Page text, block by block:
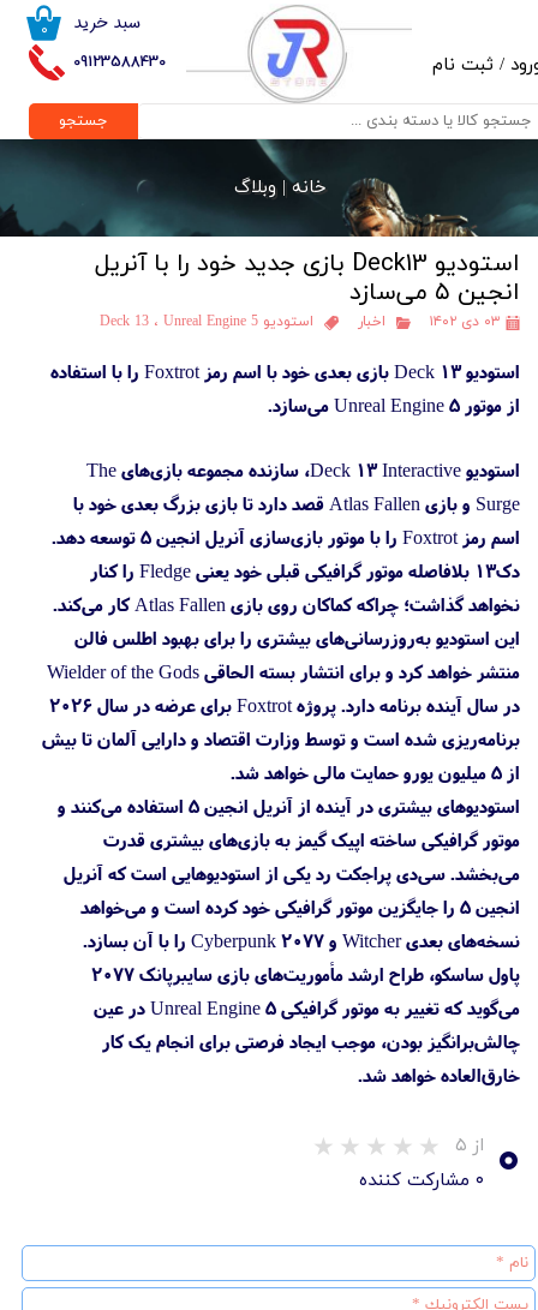
09123588430
۰ سبد خرید
/ ثبت نام
حساب کاربری من
تغییر گذر واژه
خروج از حساب کاربری
جستجو
خانه |وبلاگ
استودیو Deck13 بازی جدید خود را با آنریل
انجین ۵ می‌سازد
۰۳ دی ۱۴۰۲ اخبار استودیو Deck 13 ، Unreal Engine 5
استودیو Deck 13 بازی بعدی خود با اسم رمز Foxtrot را با استفاده
از موتور Unreal Engine 5 می‌سازد.
استودیو Deck 13 Interactive، سازنده مجموعه بازی‌های The
Surge و بازی Atlas Fallen قصد دارد تا بازی بزرگ بعدی خود با
اسم رمز Foxtrot را با موتور بازی‌سازی آنریل انجین ۵ توسعه دهد.
دک۱۳ بلافاصله موتور گرافیکی قبلی خود یعنی Fledge را کنار
نخواهد گذاشت؛ چراکه کماکان روی بازی Atlas Fallen کار می‌کند.
این استودیو به‌روزرسانی‌های بیشتری را برای بهبود اطلس فالن
منتشر خواهد کرد و برای انتشار بسته الحاقی Wielder of the Gods
در سال آینده برنامه دارد. پروژه Foxtrot برای عرضه در سال ۲۰۲۶
برنامه‌ریزی شده است و توسط وزارت اقتصاد و دارایی آلمان تا بیش
از ۵ میلیون یورو حمایت مالی خواهد شد.
استودیوهای بیشتری در آینده از آنریل انجین ۵ استفاده می‌کنند و
موتور گرافیکی ساخته اپیک گیمز به بازی‌های بیشتری قدرت
می‌بخشد. سی‌دی پراجکت رد یکی از استودیوهایی است که آنریل
انجین ۵ را جایگزین موتور گرافیکی خود کرده است و می‌خواهد
نسخه‌های بعدی Witcher و Cyberpunk 2077 را با آن بسازد.
پاول ساسکو، طراح ارشد مأموریت‌های بازی سایبرپانک ۲۰۷۷
می‌گوید که تغییر به موتور گرافیکی Unreal Engine 5 در عین
چالش‌برانگیز بودن، موجب ایجاد فرصتی برای انجام یک کار
خارق‌العاده خواهد شد.
۰ از ۵
۰ مشارکت کننده